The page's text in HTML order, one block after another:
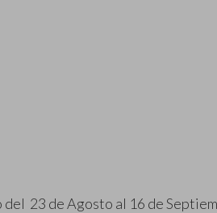
del 23 de Agosto al 16 de